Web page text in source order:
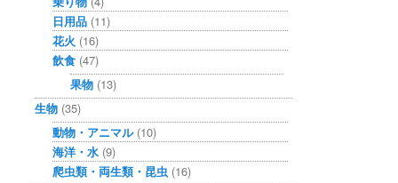
日用品 (11)
花火 (16)
飲食 (47)
果物 (13)
生物 (35)
動物・アニマル(10)
海洋・水 (9)
爬虫類・両生類・昆虫 (16)